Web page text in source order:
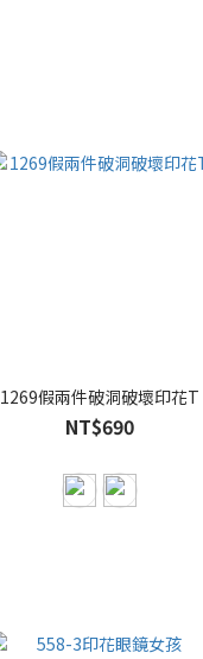
1269假兩件破洞破壞印花T
NT$690